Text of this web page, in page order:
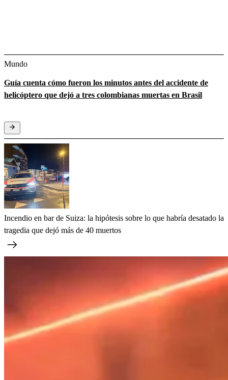
Mundo
Guía cuenta cómo fueron los minutos antes del accidente de
helicóptero que dejó a tres colombianas muertas en Brasil
Incendio en bar de Suiza: la hipótesis sobre lo que habría desatado la
tragedia que dejó más de 40 muertos